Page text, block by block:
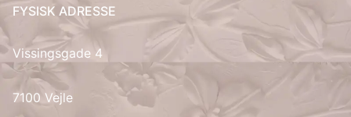
PT
FYSISK ADRESSE
Vissingsgade 4
7100 Vejle